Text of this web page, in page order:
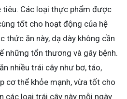
tiêu. Các loại thực phẩm được
tốt cho hoạt động của hệ
thức ăn này, dạ dày không cần
những tổn thương và gây bệnh.
nhiều trái cây như bơ, táo,
cơ thể khỏe mạnh, vừa tốt cho
các loại trái cây này mỗi ngày